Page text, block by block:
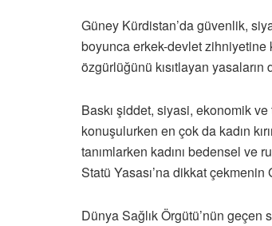
Güney Kürdistan’da güvenlik,
boyunca erkek-devlet zihniyetine
özgürlüğünü kısıtlayan
Baskı şiddet, siyasi, ekonomik
konuşulurken en çok da kadın
tanımlarken kadını bedensel ve
Statü Yasası’na dikkat çekmenin
Dünya Sağlık Örgütü’nün geçen